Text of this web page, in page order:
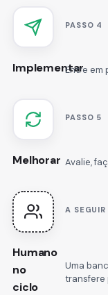
PASSO 4
ImplementarEntre em
PASSO 5
Melhorar Avalie,
A SEGUIR
Humano
no
ciclo
Uma
transfere